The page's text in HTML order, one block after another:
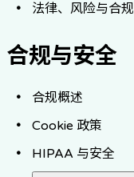
法律、风险与合规
合规与安全
合规概述
Cookie 政策
HIPAA 与安全